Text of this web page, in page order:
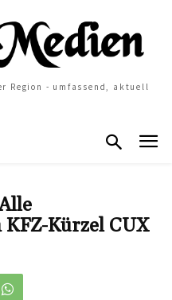
Region - umfassend, aktuell
Kürzel CUX